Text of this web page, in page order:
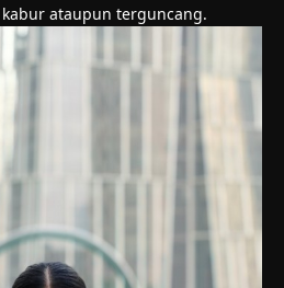
ataupun terguncang.